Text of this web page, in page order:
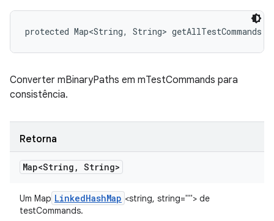
protected Map<String, String> getAllTestCommands
Converter mBinaryPaths em mTestCommands para
consistência.
Retorna
Map<String , String>
Um Map LinkedHashMap <string, string=""> de
testCommands.